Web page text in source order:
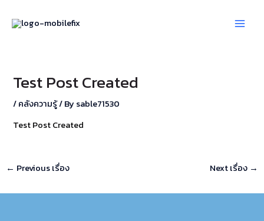
Test Post Created
/คลังความรู้/ By sable71530
Test Post Created
navigation
← Previous เรื่อง Next เรื่อง →